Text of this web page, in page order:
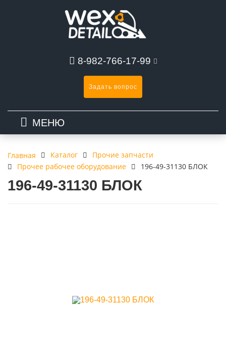
8-982-766-17-99
Задать вопрос
МЕНЮ
Главная Каталог
Прочие запчасти
Прочее рабочее оборудование
196-49-31130 БЛОК
196-49-31130 БЛОК